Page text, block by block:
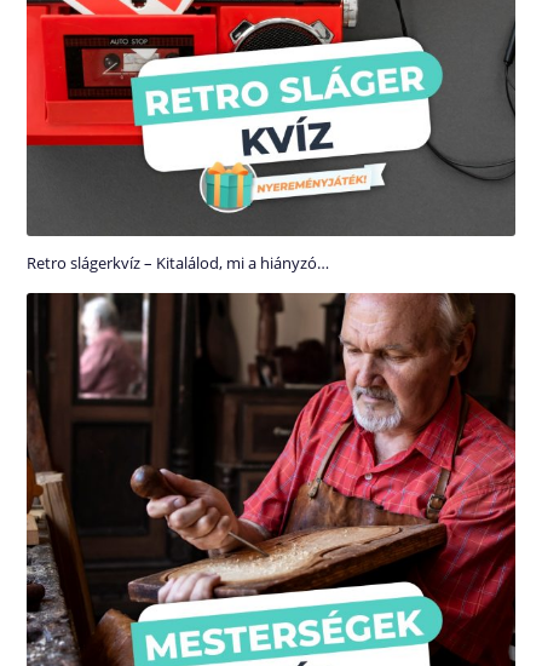
Retro slágerkvíz – Kitalálod, mi a hiányzó…